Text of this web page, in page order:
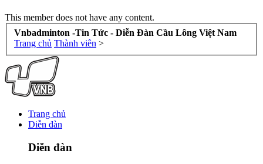
This member does not have any content.
Vnbadminton -Tin Tức - Diễn Đàn Cầu Lông Việt Nam
Trang chủ Thành viên >
Trang chủ
Diễn đàn
Diễn đàn